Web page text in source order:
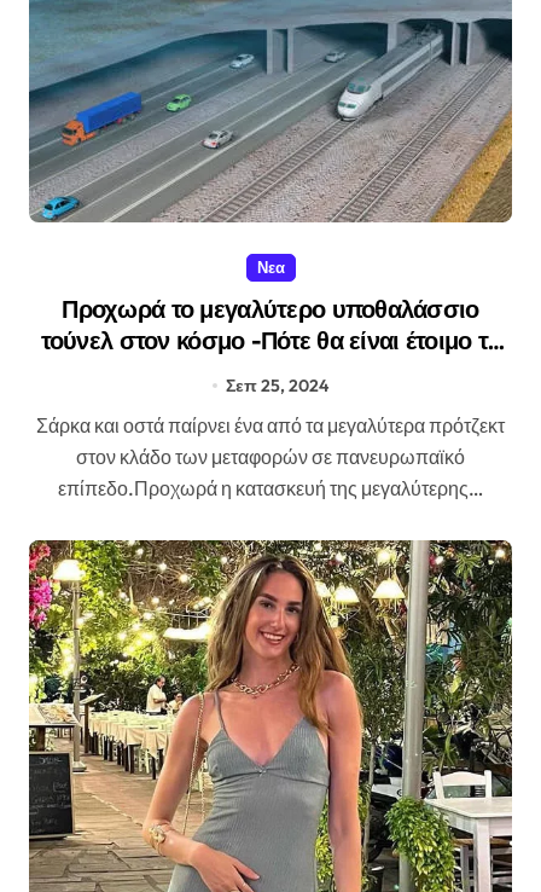
Νεα
Προχωρά το μεγαλύτερο υποθαλάσσιο
τούνελ στον κόσμο -Πότε θα είναι έτοιμο το
Σεπ 25, 2024
Σάρκα και οστά παίρνει ένα από τα μεγαλύτερα πρότζεκτ
στον κλάδο των μεταφορών σε πανευρωπαϊκό
επίπεδο.Προχωρά η κατασκευή της μεγαλύτερης…